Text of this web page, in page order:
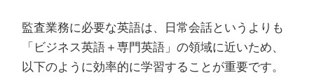
監査業務に必要な英語は、日常会話というよりも
「ビジネス英語＋専門英語」の領域に近いため、
以下のように効率的に学習することが重要です。